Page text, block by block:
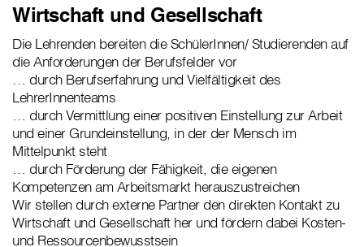
Wirtschaft und Gesellschaft
Die Lehrenden bereiten die SchülerInnen/ Studierenden auf
die Anforderungen der Berufsfelder vor
… durch Berufserfahrung und Vielfältigkeit des
LehrerInnenteams
… durch Vermittlung einer positiven Einstellung zur Arbeit
und einer Grundeinstellung, in der der Mensch im
Mittelpunkt steht
… durch Förderung der Fähigkeit, die eigenen
Kompetenzen am Arbeitsmarkt herauszustreichen
Wir stellen durch externe Partner den direkten Kontakt zu
Wirtschaft und Gesellschaft her und fördern dabei Kosten-
und Ressourcenbewusstsein